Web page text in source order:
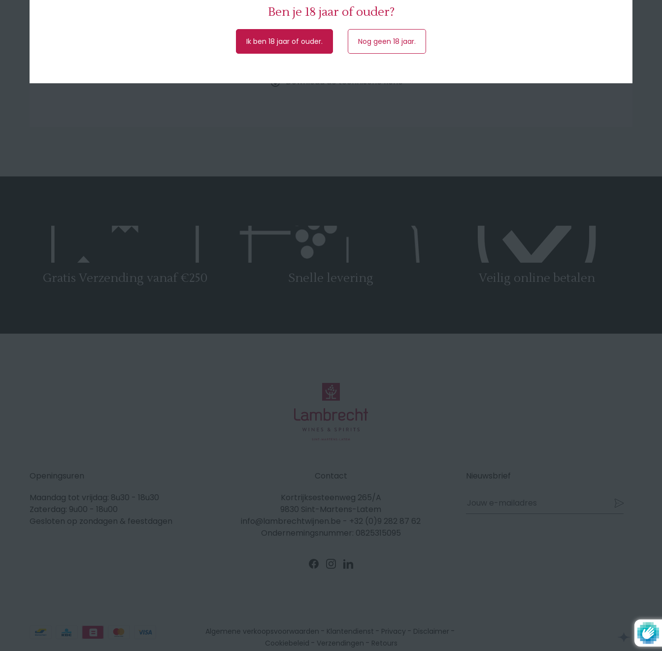
Inhoud
Alcohol
14.0%
Download de technische fiche
Gratis Verzending vanaf €250 Snelle levering Veilig online betalen
Openingsuren
Maandag tot vrijdag: 8u30 - 18u30
Zaterdag: 9u00 - 18u00
Gesloten op zondagen & feestdagen
Contact
Kortrijksesteenweg 265/A
9830 Sint-Martens-Latem
info@lambrechtwijnen.be - +32 (0)9 282 87 62
Ondernemingsnummer: 0825315095
Volg
ons
Volg
ons
Volg
ons
Nieuwsbrief
Betaalmethodes Algemene verkoopsvoorwaarden - Klantendienst - Privacy - Disclaimer -
Cookiebeleid - Verzendingen - Retours
Ben je 18 jaar of ouder?
Ik ben 18 jaar of ouder. Nog geen 18 jaar.